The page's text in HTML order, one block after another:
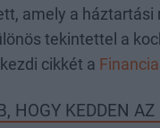
amely a
tekintettel a
cikkét a
HOGY KEDDEN